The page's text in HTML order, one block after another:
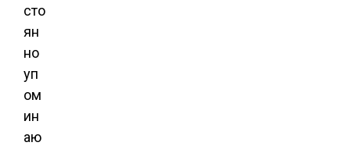
сто
ян
но
уп
ом
ин
аю